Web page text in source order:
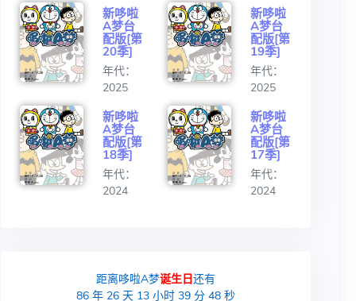
新哆啦
A梦台
配版[第
20季]
年代：
2025
新哆啦
A梦台
配版[第
19季]
年代：
2025
新哆啦
A梦台
配版[第
18季]
年代：
2024
新哆啦
A梦台
配版[第
17季]
年代：
2024
距离哆啦A梦诞生日还有
86年 26 天 13小时 39分 47秒